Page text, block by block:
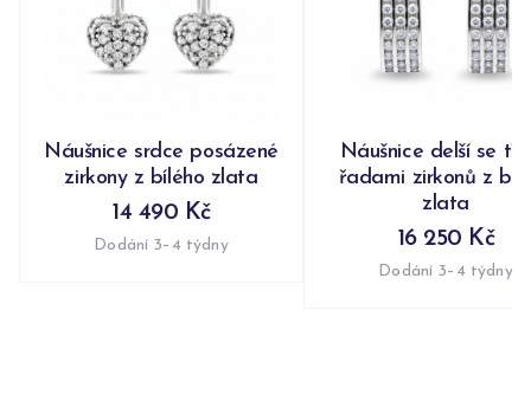
Náušnice srdce posázené
zirkony z bílého zlata
14 490 Kč
Dodání 3–4 týdny
Náušnice delší se
řadami zirkonů z
zlata
16 250 Kč
Dodání 3–4 týdny